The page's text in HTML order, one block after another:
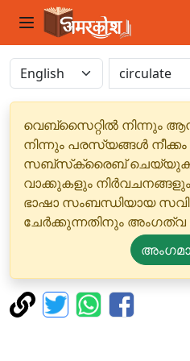
വെബ്‌സൈറ്റിൽ നിന്നും
നിന്നും പരസ്യങ്ങൾ
സബ്‌സ്‌ക്രൈബ് ചെയ്യുക.
വാക്കുകളും നിർവചനങ്ങളും
ഭാഷാ സംബന്ധിയായ
ചേർക്കുന്നതിനും